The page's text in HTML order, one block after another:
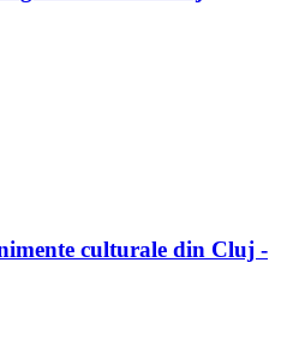
culturale din Cluj -